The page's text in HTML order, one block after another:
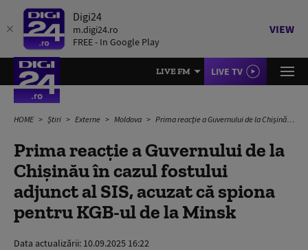
Digi24
m.digi24.ro
FREE - In Google Play
VIEW
LIVE FM LIVE TV
HOME Știri Externe Moldova Prima reacție a Guvernului de la Chișinău în cazul fostului adjunct al SIS, acuzat că spiona pentru KGB-ul de la Minsk
Prima reacție a Guvernului de la
Chișinău în cazul fostului
adjunct al SIS, acuzat că spiona
pentru KGB-ul de la Minsk
Data actualizării: 10.09.2025 16:22